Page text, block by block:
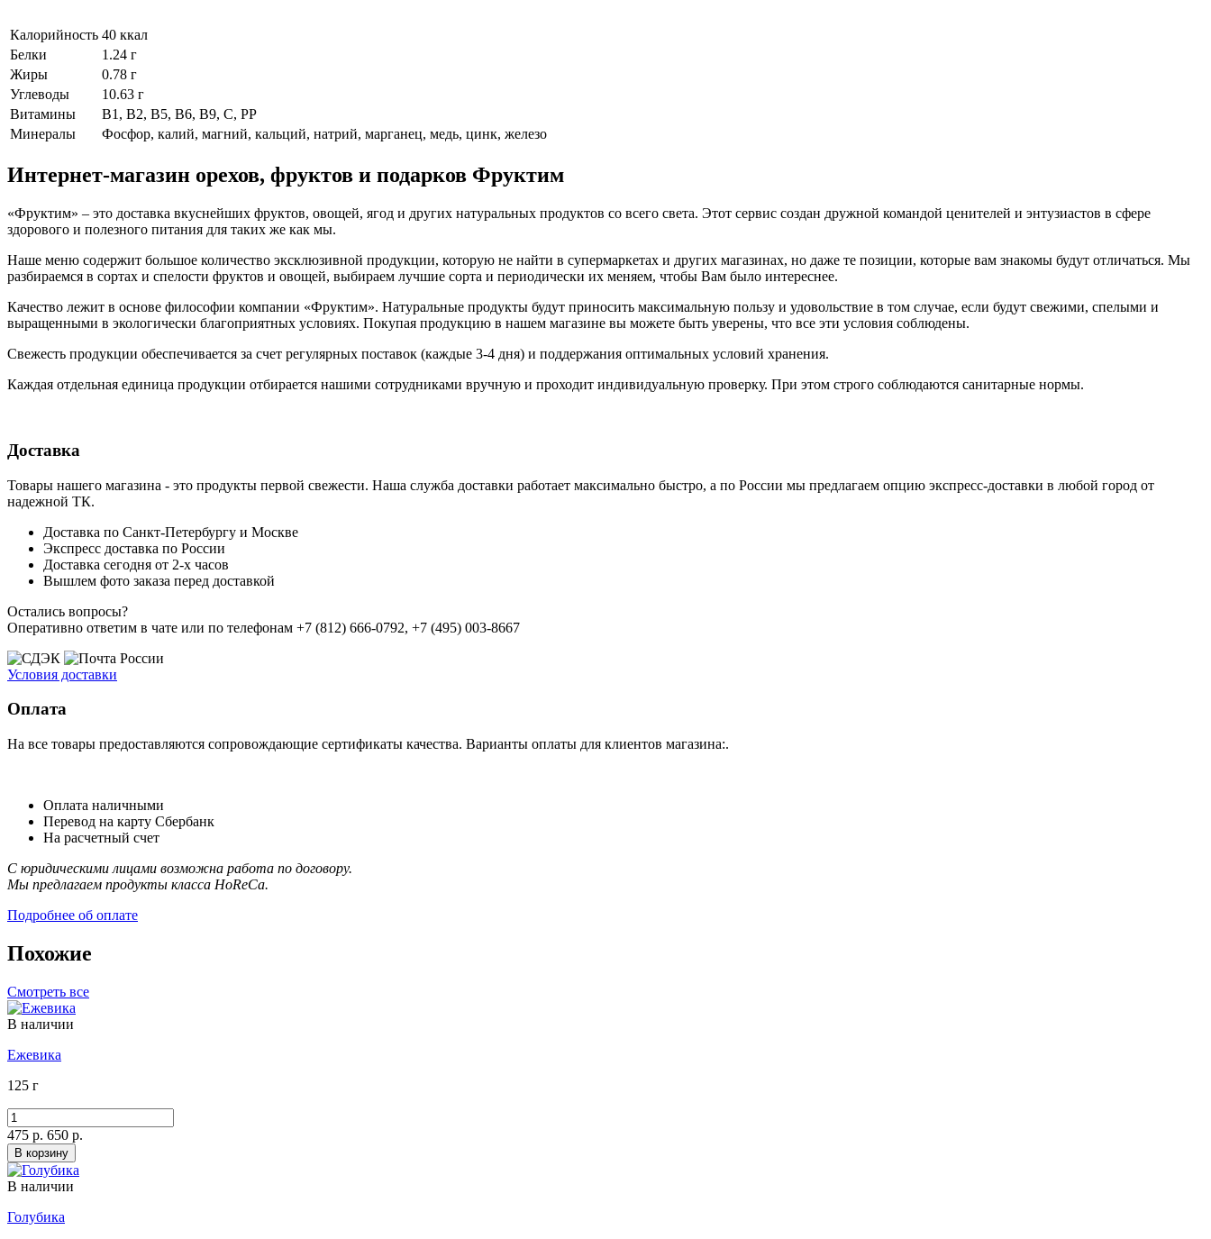
Калорийность 40 ккал
Белки
1.24 г
Жиры
0.78 г
Углеводы
10.63 г
Витамины
В1, В2, В5, В6, В9, С, РР
Минералы
Фосфор, калий, магний, кальций, натрий, марганец, медь, цинк, железо
Интернет-магазин орехов, фруктов и подарков Фруктим
«Фруктим» – это доставка вкуснейших фруктов, овощей, ягод и других натуральных продуктов со всего света. Этот сервис создан дружной командой ценителей и энтузиастов в сфере
здорового и полезного питания для таких же как мы.
Наше меню содержит большое количество эксклюзивной продукции, которую не найти в супермаркетах и других магазинах, но даже те позиции, которые вам знакомы будут отличаться. Мы
разбираемся в сортах и спелости фруктов и овощей, выбираем лучшие сорта и периодически их меняем, чтобы Вам было интереснее.
Качество лежит в основе философии компании «Фруктим». Натуральные продукты будут приносить максимальную пользу и удовольствие в том случае, если будут свежими, cпелыми и
выращенными в экологически благоприятных условиях. Покупая продукцию в нашем магазине вы можете быть уверены, что все эти условия соблюдены.
Свежесть продукции обеспечивается за счет регулярных поставок (каждые 3-4 дня) и поддержания оптимальных условий хранения.
Каждая отдельная единица продукции отбирается нашими сотрудниками вручную и проходит индивидуальную проверку. При этом строго соблюдаются санитарные нормы.
Доставка
Товары нашего магазина - это продукты первой свежести. Наша служба доставки работает максимально быстро, а по России мы предлагаем опцию экспресс-доставки в любой город от
надежной ТК.
Доставка по Санкт-Петербургу и Москве
Экспресс доставка по России
Доставка сегодня от 2-х часов
Вышлем фото заказа перед доставкой
Остались вопросы?
Оперативно ответим в чате или по телефонам +7 (812) 666-0792, +7 (495) 003-8667
Условия доставки
Оплата
На все товары предоставляются сопровождающие сертификаты качества. Варианты оплаты для клиентов магазина:.
Оплата наличными
Перевод на карту Сбербанк
На расчетный счет
С юридическими лицами возможна работа по договору.
Мы предлагаем продукты класса HoReCa.
Подробнее об оплате
Похожие
Смотреть все
В наличии
Ежевика
125 г
475 р. 650 р.
В корзину
В наличии
Голубика